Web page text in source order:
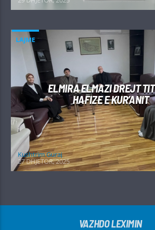
LAJME
ELMIRA ELMAZI DREJT
HAFIZE E KUR’ANIT
Kushtrim Guraj
27 DHJETOR, 2025
VAZHDO LEXIMIN